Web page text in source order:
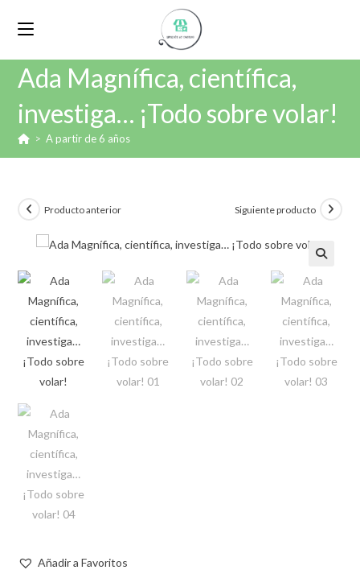
Ada Magnífica, científica,
investiga… ¡Todo sobre volar!
> A partir de 6 años
Producto anterior Siguiente producto
🔍
Añadir a Favoritos